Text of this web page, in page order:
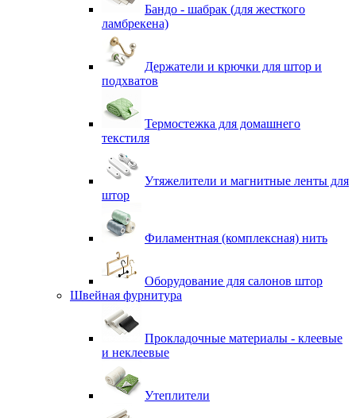
Бандо - шабрак (для жесткого
ламбрекена)
Держатели и крючки для штор и
подхватов
Термостежка для домашнего
текстиля
Утяжелители и магнитные ленты для
штор
Филаментная (комплексная) нить
Оборудование для салонов штор
Швейная фурнитура
Прокладочные материалы - клеевые
и неклеевые
Утеплители